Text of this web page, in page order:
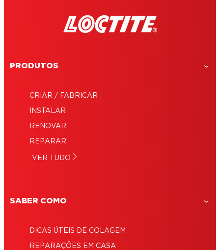
PRODUTOS
CRIAR / FABRICAR
INSTALAR
RENOVAR
REPARAR
VER TUDO
SABER COMO
DICAS ÚTEIS DE COLAGEM
REPARAÇÕES EM CASA